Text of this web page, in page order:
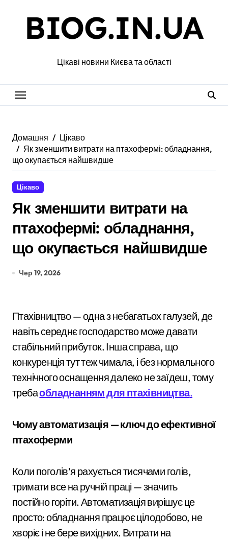
BIOG.IN.UA
Цікаві новини Києва та області
Домашня
Цікаво
Як зменшити витрати на птахофермі: обладнання,
що окупається найшвидше
Цікаво
Як зменшити витрати на
птахофермі: обладнання,
що окупається найшвидше
Чер 19, 2026
Птахівництво — одна з небагатьох галузей, де
навіть середнє господарство може давати
стабільний прибуток. Інша справа, що
конкуренція тут теж чимала, і без нормального
технічного оснащення далеко не заїдеш, тому
требаобладнанням для птахівництва.
Чому автоматизація — ключ до ефективної
птахоферми
Коли поголів’я рахується тисячами голів,
тримати все на ручній праці — значить
постійно горіти. Автоматизація вирішує це
просто: обладнання працює цілодобово, не
хворіє і не бере вихідних. Витрати на